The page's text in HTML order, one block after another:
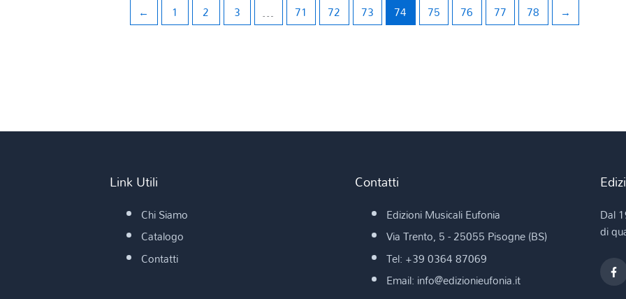
← 1 2 3 … 71 72 73 74 75 76 77 78 →
Link Utili
Chi Siamo
Catalogo
Contatti
Contatti
Edizioni Musicali Eufonia
Via Trento, 5 - 25055 Pisogne (BS)
Tel: +39 0364 87069
Email: info@edizionieufonia.it
Dal
di